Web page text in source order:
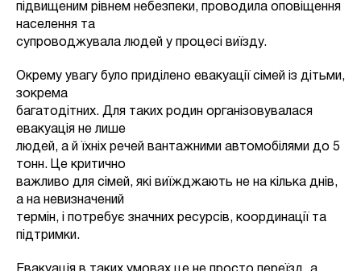
підвищеним рівнем небезпеки, проводила оповіщення
населення та
супроводжувала людей у процесі виїзду.
Окрему увагу було приділено евакуації сімей із дітьми,
зокрема
багатодітних. Для таких родин організовувалася
евакуація не лише
людей, а й їхніх речей вантажними автомобілями до 5
тонн. Це критично
важливо для сімей, які виїжджають не на кілька днів,
а на невизначений
термін, і потребує значних ресурсів, координації та
підтримки.